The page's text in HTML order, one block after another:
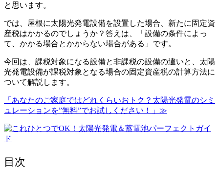
と思います。
では、屋根に太陽光発電設備を設置した場合、新たに固定資
産税はかかるのでしょうか？答えは、「設備の条件によっ
て、かかる場合とかからない場合がある」です。
今回は、課税対象になる設備と非課税の設備の違いと、太陽
光発電設備が課税対象となる場合の固定資産税の計算方法に
ついて解説します。
「あなたのご家庭ではどれくらいおトク？太陽光発電のシミ
ュレーションを”無料”でお試しください！」≫
目次